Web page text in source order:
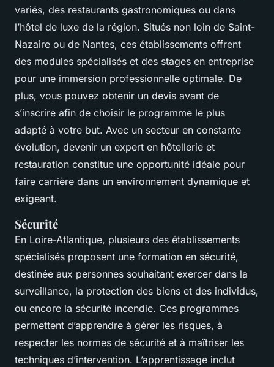
variés, des restaurants gastronomiques ou dans
l’hôtel de luxe de la région. Situés non loin de Saint-
Nazaire ou de Nantes, ces établissements offrent
des modules spécialisés et des stages en entreprise
pour une immersion professionnelle optimale. De
plus, vous pouvez obtenir un devis avant de
s’inscrire afin de choisir le programme le plus
adapté à votre but. Avec un secteur en constante
évolution, devenir un expert en hôtellerie et
restauration constitue une opportunité idéale pour
faire carrière dans un environnement dynamique et
exigeant.
Sécurité
En Loire-Atlantique, plusieurs des établissements
spécialisés proposent une formation en sécurité,
destinée aux personnes souhaitant exercer dans la
surveillance, la protection des biens et des individus,
ou encore la sécurité incendie. Ces programmes
permettent d’apprendre à gérer les risques, à
respecter les normes de sécurité et à maîtriser les
techniques d’intervention. L’apprentissage inclut